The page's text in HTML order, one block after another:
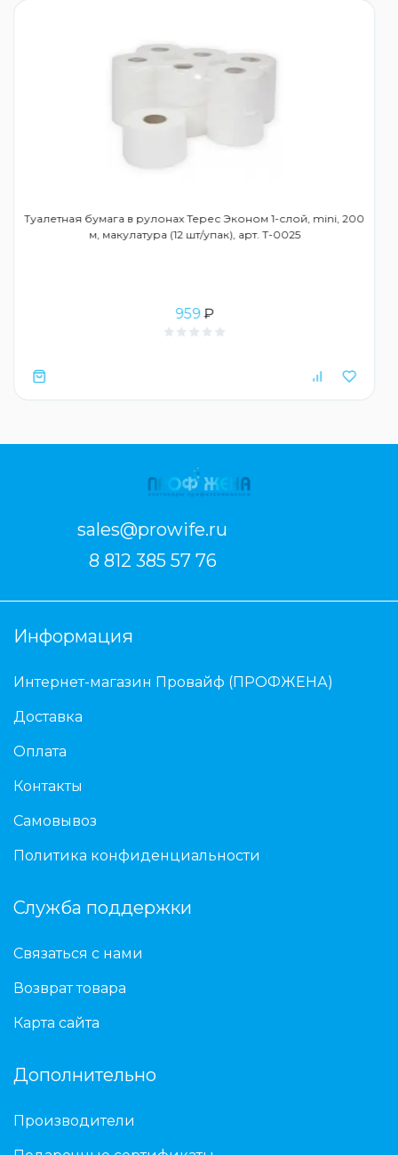
Туалетная бумага в рулонах Терес Эконом 1-слой, mini, 200
м, макулатура (12 шт/упак), арт. Т-0025
959₽
sales@prowife.ru
8 812 385 57 76
Информация
Интернет-магазин Провайф (ПРОФЖЕНА)
Доставка
Оплата
Контакты
Самовывоз
Политика конфиденциальности
Служба поддержки
Связаться с нами
Возврат товара
Карта сайта
Дополнительно
Производители